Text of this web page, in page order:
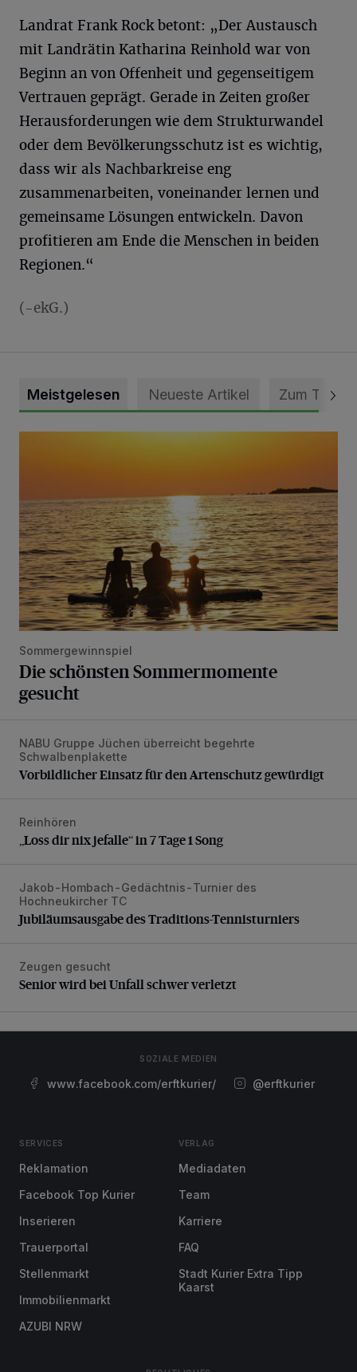
Landrat Frank Rock betont: „Der Austausch
mit Landrätin Katharina Reinhold war von
Beginn an von Offenheit und gegenseitigem
Vertrauen geprägt. Gerade in Zeiten großer
Herausforderungen wie dem Strukturwandel
oder dem Bevölkerungsschutz ist es wichtig,
dass wir als Nachbarkreise eng
zusammenarbeiten, voneinander lernen und
gemeinsame Lösungen entwickeln. Davon
profitieren am Ende die Menschen in beiden
Regionen.“
(-ekG.)
Meistgelesen Neueste Artikel Zum Thema
Die schönsten Sommermomente gesucht
Sommergewinnspiel
Die schönsten Sommermomente
gesucht
Vorbildlicher Einsatz für den Artenschutz gewürdigt
NABU Gruppe Jüchen überreicht begehrte
Schwalbenplakette
Vorbildlicher Einsatz für den Artenschutz gewürdigt
„Loss dir nix jefalle“ in 7 Tage 1 Song
Reinhören
„Loss dir nix jefalle“ in 7 Tage 1 Song
Jubiläumsausgabe des Traditions-Tennisturniers
Jakob-Hombach-Gedächtnis-Turnier des
Hochneukircher TC
Jubiläumsausgabe des Traditions-Tennisturniers
Senior wird bei Unfall schwer verletzt
Zeugen gesucht
Senior wird bei Unfall schwer verletzt
SOZIALE MEDIEN
www.facebook.com/erftkurier/ @erftkurier
SERVICES
Reklamation
Facebook Top Kurier
Inserieren
Trauerportal
Stellenmarkt
Immobilienmarkt
AZUBI NRW
VERLAG
Mediadaten
Team
Karriere
FAQ
Stadt Kurier Extra Tipp
Kaarst